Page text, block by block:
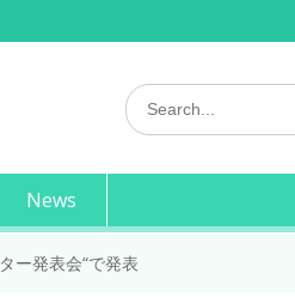
Search
for:
News
ー発表会“で発表